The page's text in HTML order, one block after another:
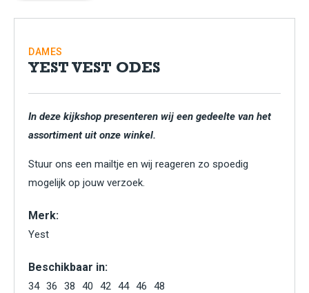
DAMES
YEST VEST ODES
In deze kijkshop presenteren wij een gedeelte van het
assortiment uit onze winkel.
Stuur ons een mailtje en wij reageren zo spoedig
mogelijk op jouw verzoek.
Merk:
Yest
Beschikbaar in:
34 36 38 40 42 44 46 48